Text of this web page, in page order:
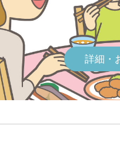
詳細・